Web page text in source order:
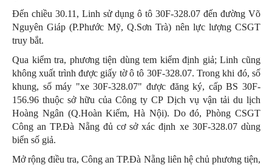
Đến chiều 30.11, Linh sử dụng ô tô 30F-328.07 đến đường Võ
Nguyên Giáp (P.Phước Mỹ, Q.Sơn Trà) nên lực lượng CSGT
truy bắt.
Qua kiểm tra, phương tiện dùng tem kiểm định giả; Linh cũng
không xuất trình được giấy tờ ô tô 30F-328.07. Trong khi đó, số
khung, số máy "xe 30F-328.07" được đăng ký, cấp BS 30F-
156.96 thuộc sở hữu của Công ty CP Dịch vụ vận tải du lịch
Hoàng Ngân (Q.Hoàn Kiếm, Hà Nội). Do đó, Phòng CSGT
Công an TP.Đà Nẵng đủ cơ sở xác định xe 30F-328.07 dùng
biển số giả.
Mở rộng điều tra, Công an TP.Đà Nẵng liên hệ chủ phương tiện,